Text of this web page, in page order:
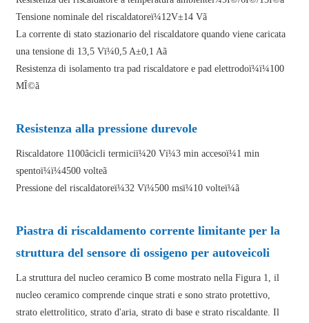
Tensione nominale del riscaldatoreï¼12V±14 Vã
La corrente di stato stazionario del riscaldatore quando viene caricata
una tensione di 13,5 Vï¼0,5 A±0,1 Aã
Resistenza di isolamento tra pad riscaldatore e pad elettrodoï¼ï¼100
MÎ©ã
Resistenza alla pressione durevole
Riscaldatore 1100âcicli termiciï¼20 Vï¼3 min accesoï¼1 min
spentoï¼ï¼4500 volteã
Pressione del riscaldatoreï¼32 Vï¼500 msï¼10 volteï¼ã
Piastra di riscaldamento corrente limitante per la
struttura del sensore di ossigeno per autoveicoli
La struttura del nucleo ceramico B come mostrato nella Figura 1, il
nucleo ceramico comprende cinque strati e sono strato protettivo,
strato elettrolitico, strato d'aria, strato di base e strato riscaldante. Il